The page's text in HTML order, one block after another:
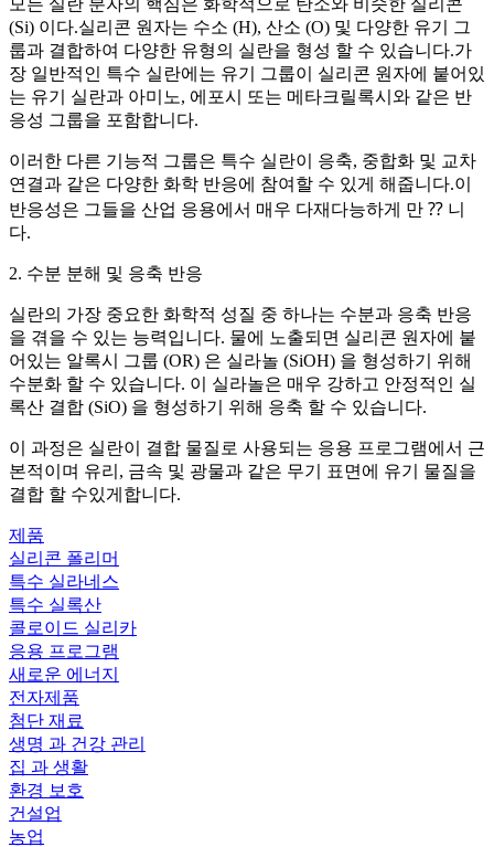
(Si) 이다.실리콘 원자는 수소 (H), 산소 (O) 및 다양한 유기 그
룹과 결합하여 다양한 유형의 실란을 형성 할 수 있습니다.가
장 일반적인 특수 실란에는 유기 그룹이 실리콘 원자에 붙어있
는 유기 실란과 아미노, 에포시 또는 메타크릴록시와 같은 반
응성 그룹을 포함합니다.
이러한 다른 기능적 그룹은 특수 실란이 응축, 중합화 및 교차
연결과 같은 다양한 화학 반응에 참여할 수 있게 해줍니다.이
반응성은 그들을 산업 응용에서 매우 다재다능하게 만 ⁇ 니
다.
2. 수분 분해 및 응축 반응
실란의 가장 중요한 화학적 성질 중 하나는 수분과 응축 반응
을 겪을 수 있는 능력입니다. 물에 노출되면 실리콘 원자에 붙
어있는 알록시 그룹 (OR) 은 실라놀 (SiOH) 을 형성하기 위해
수분화 할 수 있습니다. 이 실라놀은 매우 강하고 안정적인 실
록산 결합 (SiO) 을 형성하기 위해 응축 할 수 있습니다.
이 과정은 실란이 결합 물질로 사용되는 응용 프로그램에서 근
본적이며 유리, 금속 및 광물과 같은 무기 표면에 유기 물질을
결합 할 수있게합니다.
제품
실리콘 폴리머
특수 실라네스
특수 실록산
콜로이드 실리카
응용 프로그램
새로운 에너지
전자제품
첨단 재료
생명 과 건강 관리
집 과 생활
환경 보호
건설업
농업